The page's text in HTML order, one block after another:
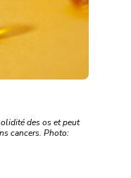
des os et peut
cancers. Photo: